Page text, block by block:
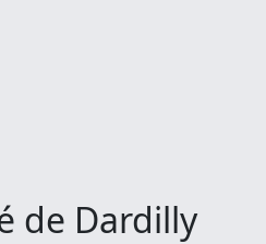
de Dardilly